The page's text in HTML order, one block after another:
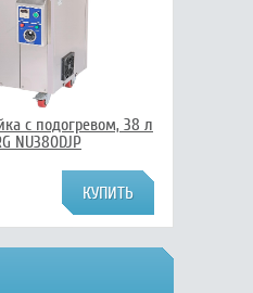
с подогревом, 38 л
NU380DJP